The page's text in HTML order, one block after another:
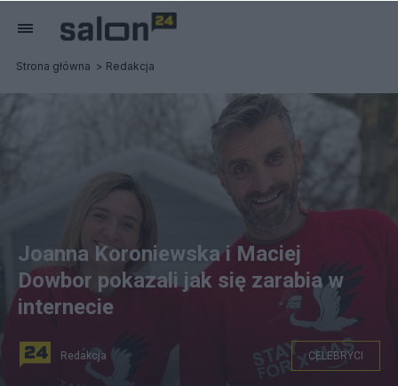
Strona główna Redakcja
Joanna Koroniewska i Maciej
Dowbor pokazali jak się zarabia w
internecie
Redakcja CELEBRYCI